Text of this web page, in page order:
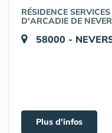
RÉSIDENCE
D'ARCADIE DE
58000 -
Plus d'infos